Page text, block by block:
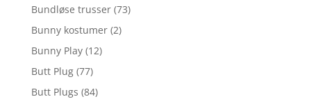
Bundløse trusser (73)
Bunny kostumer (2)
Bunny Play (12)
Butt Plug (77)
Butt Plugs (84)